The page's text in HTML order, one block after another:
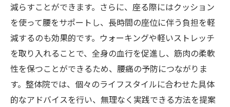
減らすことができます。さらに、座る際にはクッション
を使って腰をサポートし、長時間の座位に伴う負担を軽
減するのも効果的です。ウォーキングや軽いストレッチ
を取り入れることで、全身の血行を促進し、筋肉の柔軟
性を保つことができるため、腰痛の予防につながりま
す。整体院では、個々のライフスタイルに合わせた具体
的なアドバイスを行い、無理なく実践できる方法を提案